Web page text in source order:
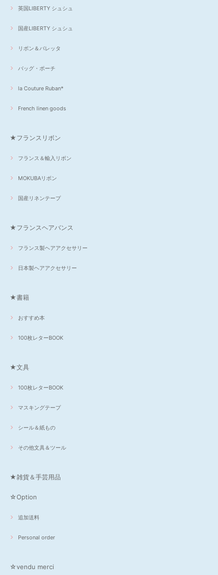
英国LIBERTY シュシュ
国産LIBERTY シュシュ
リボン＆バレッタ
バッグ・ポーチ
la Couture Ruban*
French linen goods
★フランスリボン
フランス＆輸入リボン
MOKUBAリボン
国産リネンテープ
★フランスヘアバンス
フランス製ヘアアクセサリー
日本製ヘアアクセサリー
★書籍
おすすめ本
100枚レターBOOK
★文具
100枚レターBOOK
マスキングテープ
シール＆紙もの
その他文具＆ツール
★雑貨＆手芸用品
☆Option
追加送料
Personal order
☆vendu merci